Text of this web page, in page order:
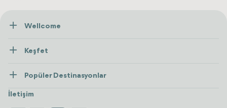
Wellcome
İletişim
Keşfet
Wellness
Konaklama
Popüler Destinasyonlar
Tümünü Gör
İletişim